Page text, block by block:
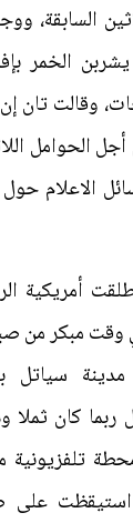
السابقة،
وقالت تان
الحوامل
الاعلام
أمريكية
وقت مبكر من
سياتل
ربما كان
تلفزيونية
33 عاما